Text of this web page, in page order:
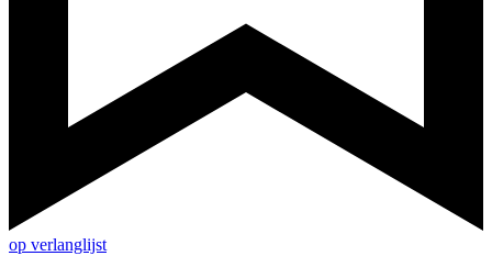
op verlanglijst